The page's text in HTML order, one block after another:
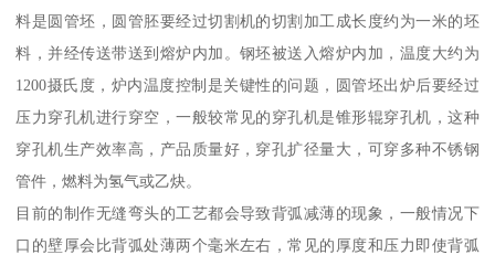
料是圆管坯，圆管胚要经过切割机的切割加工成长度约为一米的坯
料，并经传送带送到熔炉内加。钢坯被送入熔炉内加，温度大约为
1200摄氏度，炉内温度控制是关键性的问题，圆管坯出炉后要经过
压力穿孔机进行穿空，一般较常见的穿孔机是锥形辊穿孔机，这种
穿孔机生产效率高，产品质量好，穿孔扩径量大，可穿多种不锈钢
管件，燃料为氢气或乙炔。
目前的制作无缝弯头的工艺都会导致背弧减薄的现象，一般情况下
口的壁厚会比背弧处薄两个毫米左右，常见的厚度和压力即使背弧